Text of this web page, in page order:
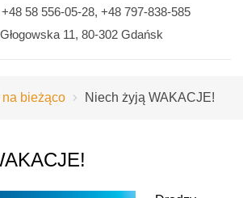
+48 58 556-05-28, +48 797-838-585
Głogowska 11, 80-302 Gdańsk
bieżąco Niech żyją WAKACJE!